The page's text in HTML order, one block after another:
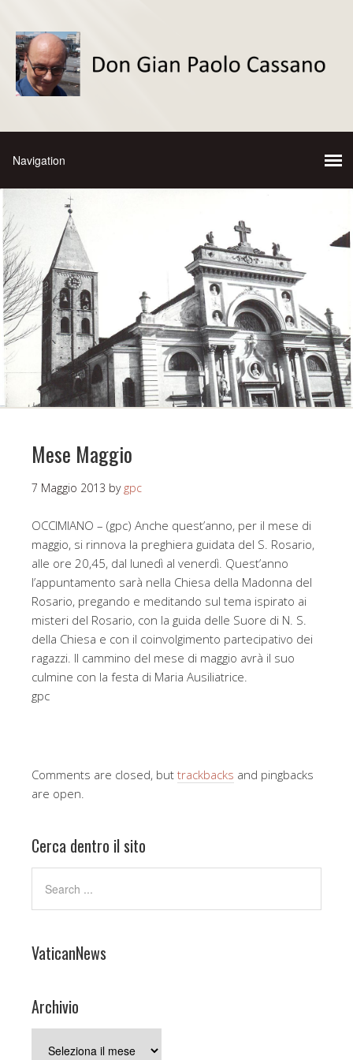
Mese Maggio
7 Maggio 2013 by gpc
OCCIMIANO – (gpc) Anche quest’anno, per il mese di
maggio, si rinnova la preghiera guidata del S. Rosario,
alle ore 20,45, dal lunedì al venerdì. Quest’anno
l’appuntamento sarà nella Chiesa della Madonna del
Rosario, pregando e meditando sul tema ispirato ai
misteri del Rosario, con la guida delle Suore di N. S.
della Chiesa e con il coinvolgimento partecipativo dei
ragazzi. Il cammino del mese di maggio avrà il suo
culmine con la festa di Maria Ausiliatrice.
gpc
Comments are closed, but trackbacks and pingbacks
are open.
Cerca dentro il sito
VaticanNews
Archivio